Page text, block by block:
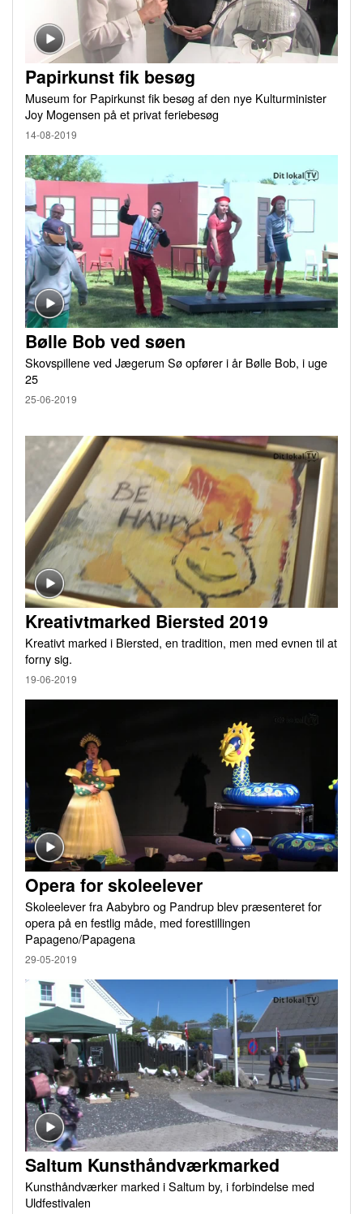
Papirkunst fik besøg
Museum for Papirkunst fik besøg af den nye Kulturminister
Joy Mogensen på et privat feriebesøg
14-08-2019
Bølle Bob ved søen
Skovspillene ved Jægerum Sø opfører i år Bølle Bob, i uge
25
25-06-2019
Kreativtmarked Biersted 2019
Kreativt marked i Biersted, en tradition, men med evnen til at
forny sig.
19-06-2019
Opera for skoleelever
Skoleelever fra Aabybro og Pandrup blev præsenteret for
opera på en festlig måde, med forestillingen
Papageno/Papagena
29-05-2019
Saltum Kunsthåndværkmarked
Kunsthåndværker marked i Saltum by, i forbindelse med
Uldfestivalen